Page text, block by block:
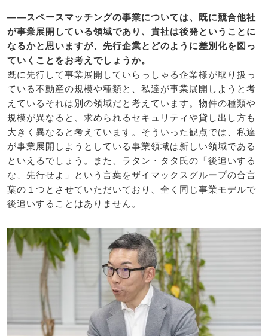
――スペースマッチングの事業については、既に競合他社
が事業展開している領域であり、貴社は後発ということに
なるかと思いますが、先行企業とどのように差別化を図っ
ていくことをお考えでしょうか。
既に先行して事業展開していらっしゃる企業様が取り扱っ
ている不動産の規模や種類と、私達が事業展開しようと考
えているそれは別の領域だと考えています。物件の種類や
規模が異なると、求められるセキュリティや貸し出し方も
大きく異なると考えています。そういった観点では、私達
が事業展開しようとしている事業領域は新しい領域である
といえるでしょう。また、ラタン・タタ氏の「後追いする
な、先行せよ」という言葉をザイマックスグループの合言
葉の１つとさせていただいており、全く同じ事業モデルで
後追いすることはありません。